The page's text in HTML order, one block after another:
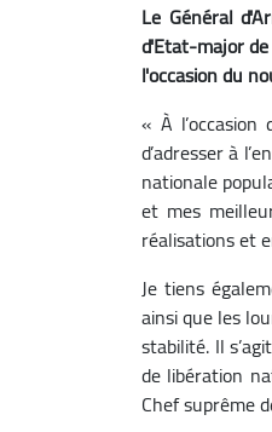
Le Général
d'Etat-major
l'occasion du
« À
d’adresser à
nationale
et mes
réalisations et
Je tiens
ainsi que les
stabilité. Il
de libération
Chef suprême